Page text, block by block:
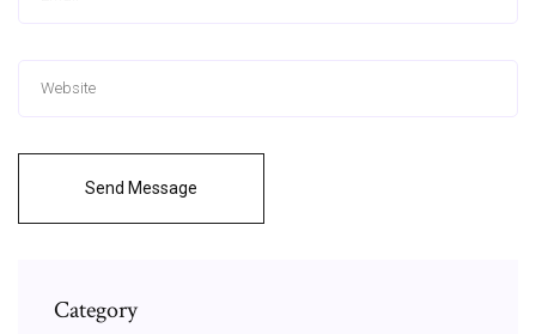
Send Message
Category